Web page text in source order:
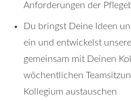
Anforderungen der
Du bringst Deine Ideen
ein und entwickelst
gemeinsam mit Deinen
wöchentlichen
Kollegium austauschen